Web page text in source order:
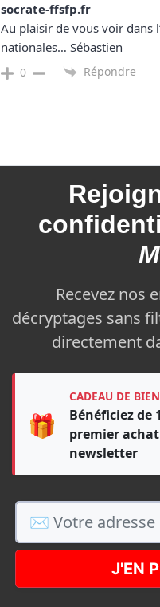
socrate-ffsfp.fr
Au plaisir de vous voir dans
nationales… Sébastien
0 Répondre
Recevez nos
décryptages sans
directement
🎁
CADEAU DE
Bénéficiez de
premier
newsletter
J'EN